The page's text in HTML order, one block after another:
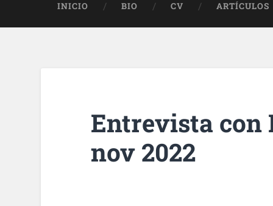
INICIO BIO CV ARTÍCULOS
Entrevista con
nov 2022